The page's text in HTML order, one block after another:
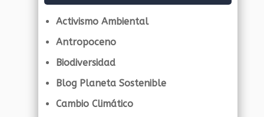
Activismo Ambiental
Antropoceno
Biodiversidad
Blog Planeta Sostenible
Cambio Climático